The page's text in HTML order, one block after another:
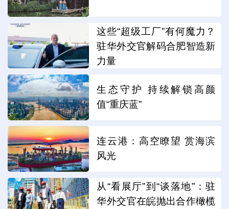
这些“超级工厂”有何魔力？
驻华外交官解码合肥智造新
力量
生态守护 持续解锁高颜
值“重庆蓝”
连云港：高空瞭望 赏海滨
风光
从“看展厅”到“谈落地”：驻
华外交官在皖抛出合作橄榄